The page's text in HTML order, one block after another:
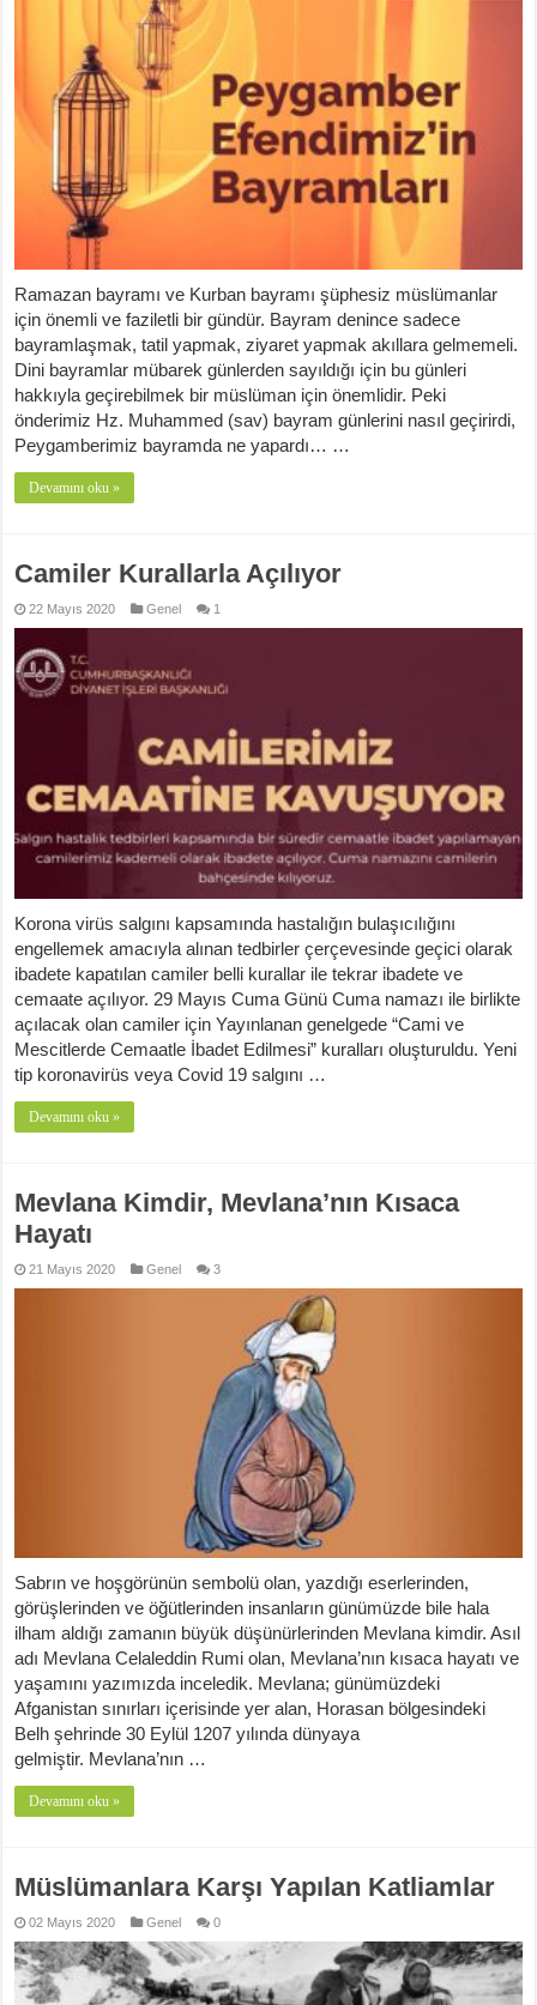
Ramazan bayramı ve Kurban bayramı şüphesiz müslümanlar
için önemli ve faziletli bir gündür. Bayram denince sadece
bayramlaşmak, tatil yapmak, ziyaret yapmak akıllara gelmemeli.
Dini bayramlar mübarek günlerden sayıldığı için bu günleri
hakkıyla geçirebilmek bir müslüman için önemlidir. Peki
önderimiz Hz. Muhammed (sav) bayram günlerini nasıl geçirirdi,
Peygamberimiz bayramda ne yapardı… …
Devamını oku »
Camiler Kurallarla Açılıyor
22 Mayıs 2020 Genel 1
Korona virüs salgını kapsamında hastalığın bulaşıcılığını
engellemek amacıyla alınan tedbirler çerçevesinde geçici olarak
ibadete kapatılan camiler belli kurallar ile tekrar ibadete ve
cemaate açılıyor. 29 Mayıs Cuma Günü Cuma namazı ile birlikte
açılacak olan camiler için Yayınlanan genelgede “Cami ve
Mescitlerde Cemaatle İbadet Edilmesi” kuralları oluşturuldu. Yeni
tip koronavirüs veya Covid 19 salgını …
Devamını oku »
Mevlana Kimdir, Mevlana’nın Kısaca
Hayatı
21 Mayıs 2020 Genel 3
Sabrın ve hoşgörünün sembolü olan, yazdığı eserlerinden,
görüşlerinden ve öğütlerinden insanların günümüzde bile hala
ilham aldığı zamanın büyük düşünürlerinden Mevlana kimdir. Asıl
adı Mevlana Celaleddin Rumi olan, Mevlana’nın kısaca hayatı ve
yaşamını yazımızda inceledik. Mevlana; günümüzdeki
Afganistan sınırları içerisinde yer alan, Horasan bölgesindeki
Belh şehrinde 30 Eylül 1207 yılında dünyaya
gelmiştir. Mevlana’nın …
Devamını oku »
Müslümanlara Karşı Yapılan Katliamlar
02 Mayıs 2020 Genel 0